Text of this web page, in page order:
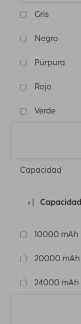
Gris
Negro
Púrpura
Rojo
Verde
Capacidad
Capacidad
10000 mAh
20000 mAh
24000 mAh